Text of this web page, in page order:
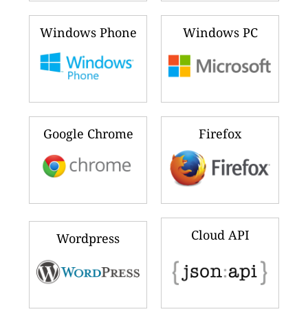
Windows Phone Windows PC
Google Chrome Firefox
Wordpress Cloud API